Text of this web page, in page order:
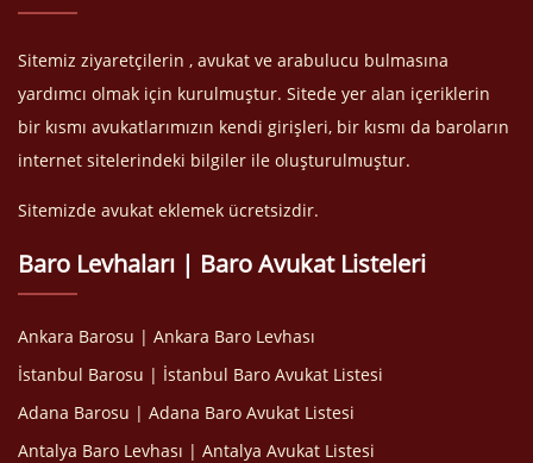
Sitemiz ziyaretçilerin , avukat ve arabulucu bulmasına
yardımcı olmak için kurulmuştur. Sitede yer alan içeriklerin
bir kısmı avukatlarımızın kendi girişleri, bir kısmı da baroların
internet sitelerindeki bilgiler ile oluşturulmuştur.
Sitemizde avukat eklemek ücretsizdir.
Baro Levhaları | Baro Avukat Listeleri
Ankara Barosu | Ankara Baro Levhası
İstanbul Barosu | İstanbul Baro Avukat Listesi
Adana Barosu | Adana Baro Avukat Listesi
Antalya Baro Levhası | Antalya Avukat Listesi